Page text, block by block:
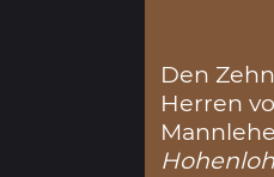
Den
Herren